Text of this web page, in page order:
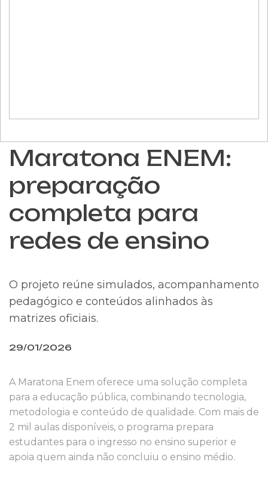
Maratona ENEM:
preparação
completa para
redes de ensino
O projeto reúne simulados, acompanhamento
pedagógico e conteúdos alinhados às
matrizes oficiais.
29/01/2026
A Maratona Enem oferece uma solução completa
para a educação pública, combinando tecnologia,
metodologia e conteúdo de qualidade. Com mais de
2 mil aulas disponíveis, o programa prepara
estudantes para o ingresso no ensino superior e
apoia quem ainda não concluiu o ensino médio.